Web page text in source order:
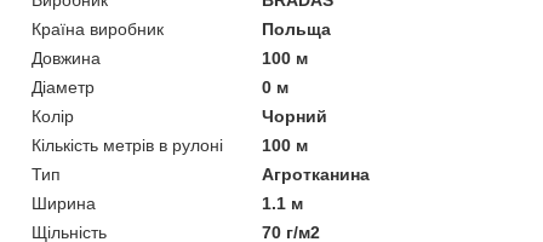
Країна виробник
Польща
Довжина
100 м
Діаметр
0 м
Колір
Чорний
Кількість метрів в рулоні
100 м
Тип
Агротканина
Ширина
1.1 м
Щільність
70 г/м2